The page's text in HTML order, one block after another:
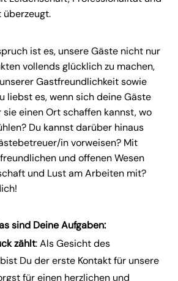
ist es, unsere Gäste nicht nur
vollends glücklich zu machen,
Gastfreundlichkeit sowie
liebst es, wenn sich deine Gäste
sie einen Ort schaffen kannst, wo
Du kannst darüber hinaus
in vorweisen? Mit
und offenen Wesen
und Lust am Arbeiten mit?
sind Deine Aufgaben:
zählt: Als Gesicht des
Du der erste Kontakt für unsere
für einen herzlichen und